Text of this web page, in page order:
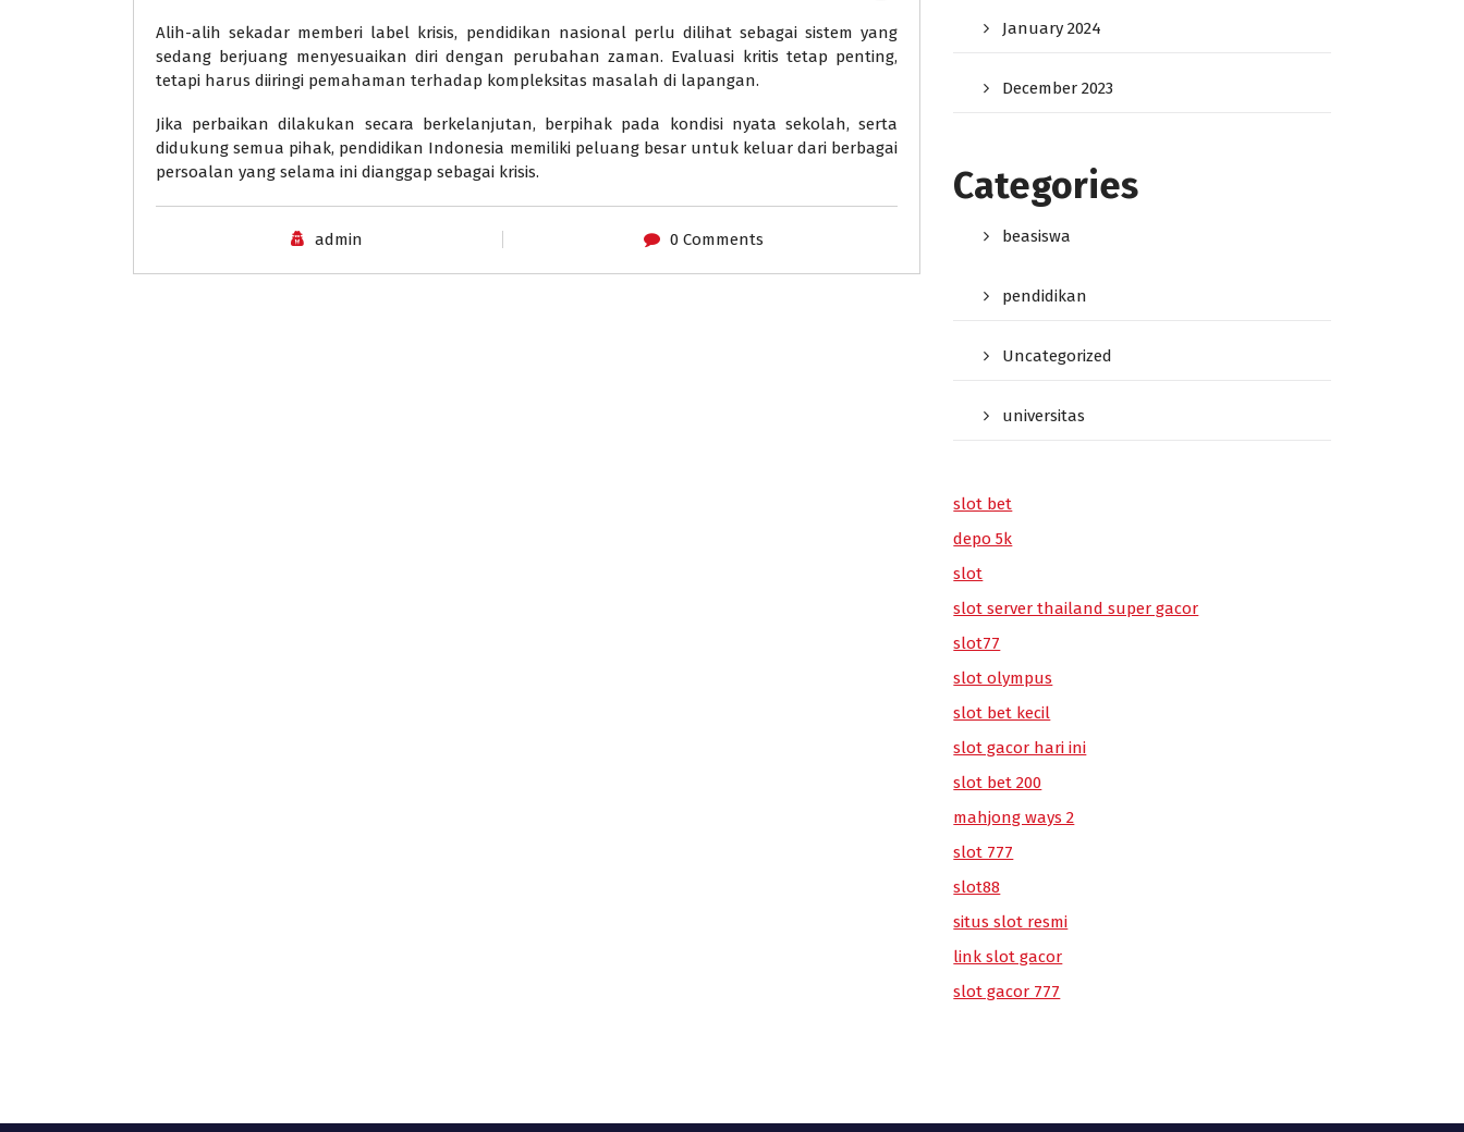
Alih-alih sekadar memberi label krisis, pendidikan nasional perlu dilihat sebagai sistem yang
sedang berjuang menyesuaikan diri dengan perubahan zaman. Evaluasi kritis tetap penting,
tetapi harus diiringi pemahaman terhadap kompleksitas masalah di lapangan.
Jika perbaikan dilakukan secara berkelanjutan, berpihak pada kondisi nyata sekolah, serta
didukung semua pihak, pendidikan Indonesia memiliki peluang besar untuk keluar dari berbagai
persoalan yang selama ini dianggap sebagai krisis.
admin 0 Comments
January 2024
December 2023
Categories
beasiswa
pendidikan
Uncategorized
universitas
slot bet
depo 5k
slot
slot server thailand super gacor
slot77
slot olympus
slot bet kecil
slot gacor hari ini
slot bet 200
mahjong ways 2
slot 777
slot88
situs slot resmi
link slot gacor
slot gacor 777